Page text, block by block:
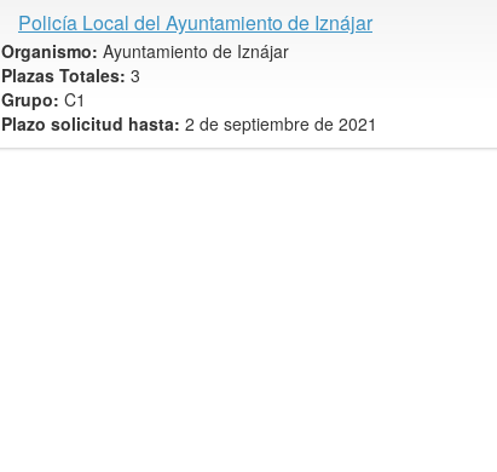
Policía Local del Ayuntamiento de Iznájar
Organismo: Ayuntamiento de Iznájar
Plazas Totales: 3
Grupo: C1
Plazo solicitud hasta: 2 de septiembre de 2021